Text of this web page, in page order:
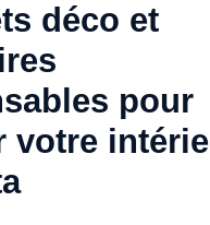
déco et
pour
votre